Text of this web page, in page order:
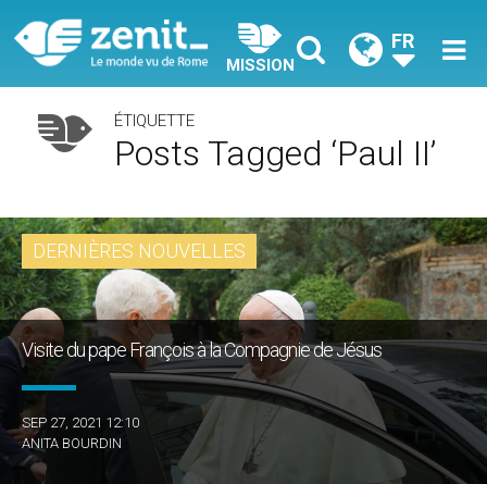
MISSION
FR
ÉTIQUETTE
Posts Tagged ‘Paul II’
DERNIÈRES NOUVELLES
Visite du pape François à la Compagnie de Jésus
SEP 27, 2021 12:10
ANITA BOURDIN